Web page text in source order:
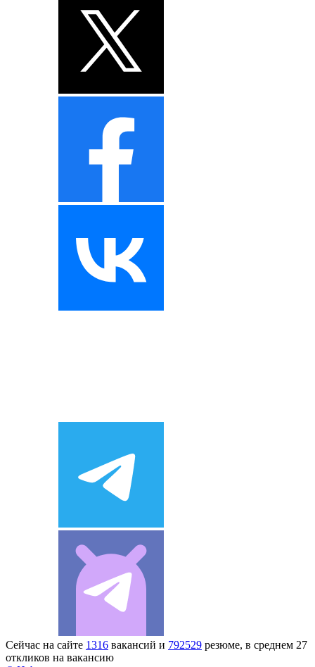
Сейчас на сайте 1316 вакансий и 792529 резюме, в среднем 27
откликов на вакансию